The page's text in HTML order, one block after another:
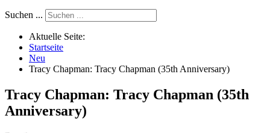
Suchen ...
Aktuelle Seite:
Startseite
Neu
Tracy Chapman: Tracy Chapman (35th Anniversary)
Tracy Chapman: Tracy Chapman (35th
Anniversary)